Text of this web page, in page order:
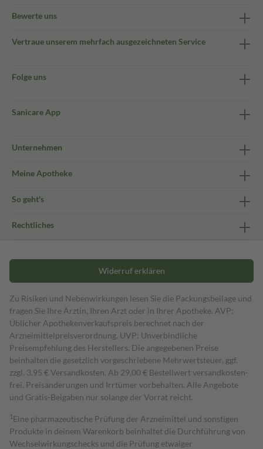
Bewerte uns
Vertraue unserem mehrfach ausgezeichneten Service
Folge uns
Sanicare App
Unternehmen
Meine Apotheke
So geht's
Rechtliches
Widerruf erklären
Zu Risiken und Nebenwirkungen lesen Sie die Packungsbeilage und
fragen Sie Ihre Ärztin, Ihren Arzt oder in Ihrer Apotheke. AVP:
Üblicher Apothekenverkaufspreis berechnet nach der
Arzneimittelpreisverordnung. UVP: Unverbindliche
Preisempfehlung des Herstellers. Die angegebenen Preise
beinhalten die gesetzlich vorgeschriebene Mehrwertsteuer, ggf.
zzgl. 3,95 € Versandkosten. Ab 29,00 € Bestell­wert versand­kosten­
frei. Preisänderungen und Irrtümer vorbehalten. Alle Angebote
und Gratis-Beigaben nur solange der Vorrat reicht.
1 Eine pharmazeutische Prüfung der Arzneimittel und sonstigen
Produkte in deinem Warenkorb beinhaltet die Durchführung von
Wechselwirkungschecks und die Prüfung etwaiger